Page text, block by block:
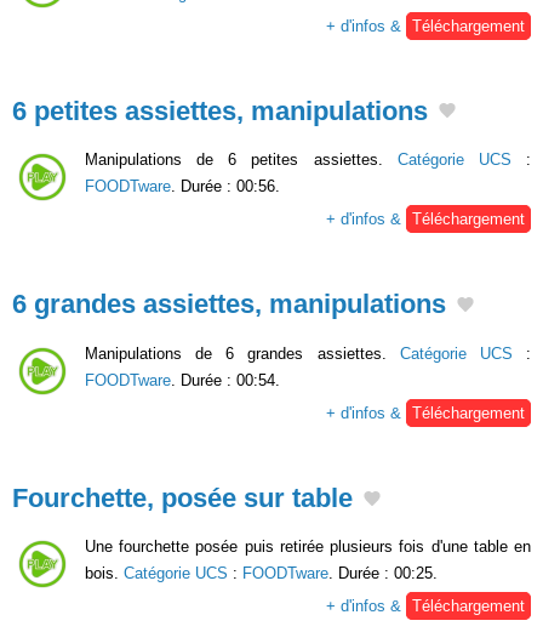
+ d'infos &
Téléchargement
6 petites assiettes, manipulations
Manipulations de 6 petites assiettes. Catégorie UCS :
FOODTware. Durée : 00:56.
+ d'infos & Téléchargement
6 grandes assiettes, manipulations
Manipulations de 6 grandes assiettes. Catégorie UCS :
FOODTware . Durée : 00:54.
+ d'infos &
Téléchargement
Fourchette, posée sur table
Une fourchette posée puis retirée plusieurs fois d'une table en
bois. Catégorie UCS : FOODTware. Durée : 00:25.
+ d'infos & Téléchargement